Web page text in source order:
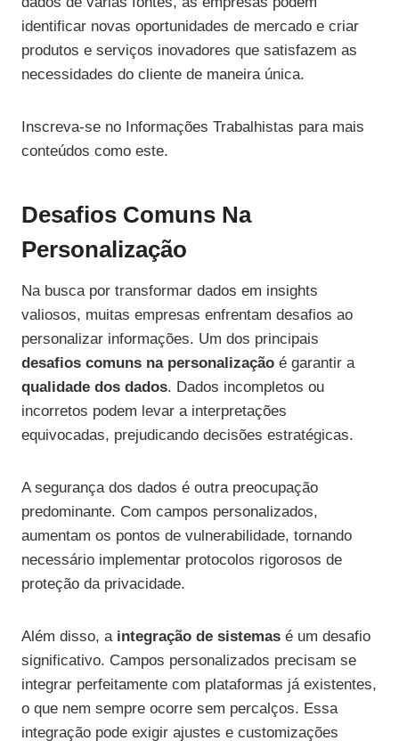
identificar novas oportunidades de mercado e criar
produtos e serviços inovadores que satisfazem as
necessidades do cliente de maneira única.
Inscreva-se no Informações Trabalhistas para mais
conteúdos como este.
Desafios Comuns Na
Personalização
Na busca por transformar dados em insights
valiosos, muitas empresas enfrentam desafios ao
personalizar informações. Um dos principais
desafios comuns na personalização é garantir a
qualidade dos dados. Dados incompletos ou
incorretos podem levar a interpretações
equivocadas, prejudicando decisões estratégicas.
A segurança dos dados é outra preocupação
predominante. Com campos personalizados,
aumentam os pontos de vulnerabilidade, tornando
necessário implementar protocolos rigorosos de
proteção da privacidade.
Além disso, a integração de sistemas é um desafio
significativo. Campos personalizados precisam se
integrar perfeitamente com plataformas já existentes,
o que nem sempre ocorre sem percalços. Essa
integração pode exigir ajustes e customizações